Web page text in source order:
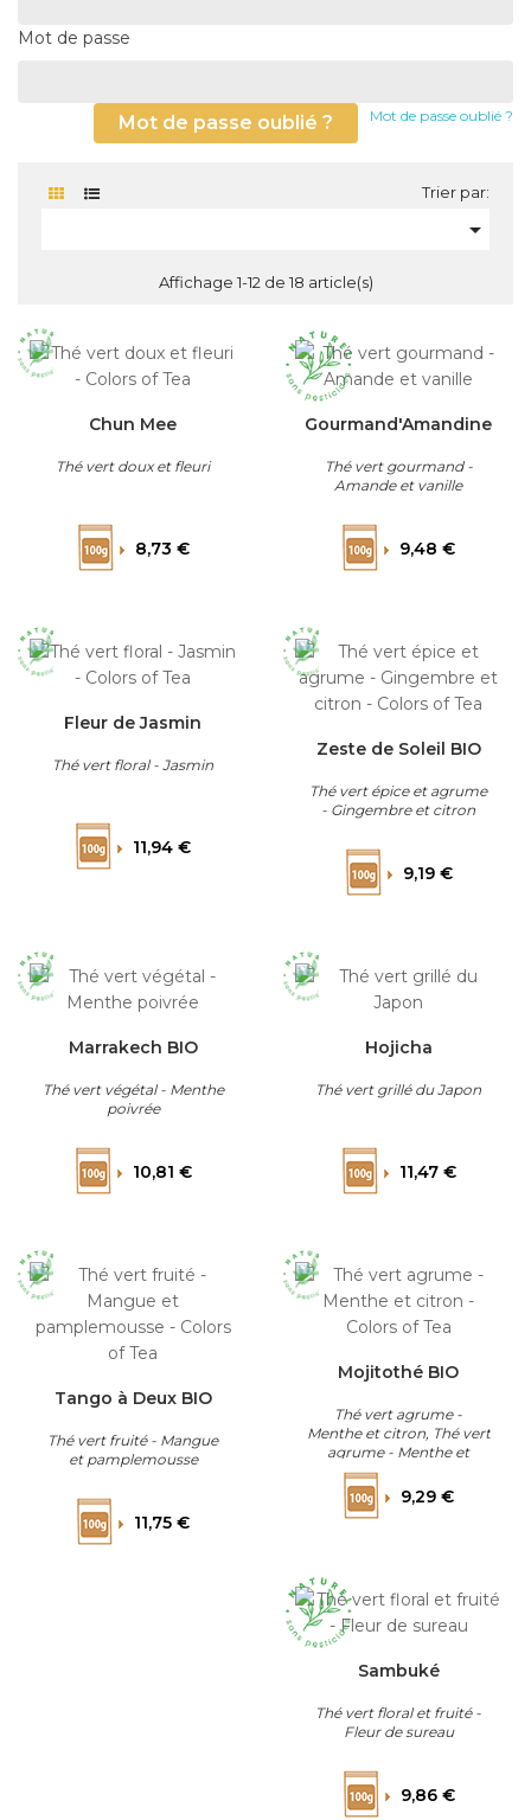
Mot de passe
Mot de passe oublié ?
Mot de passe oublié ?
Trier par:

Affichage 1-12 de 18 article(s)
Chun Mee
Thé vert doux et fleuri
Prix
8,73 €
Gourmand'Amandine
Thé vert gourmand -
Amande et vanille
Prix
9,48 €
Fleur de Jasmin
Thé vert floral - Jasmin
Prix
11,94 €
Zeste de Soleil BIO
Thé vert épice et agrume
- Gingembre et citron
Prix
9,19 €
Marrakech BIO
Thé vert végétal - Menthe
poivrée
Prix
10,81 €
Hojicha
Thé vert grillé du Japon
Prix
11,47 €
Tango à Deux BIO
Thé vert fruité - Mangue
et pamplemousse
Prix
11,75 €
Mojitothé BIO
Thé vert agrume -
Menthe et citron, Thé vert
agrume - Menthe et
citron
Prix
9,29 €
Sambuké
Thé vert floral et fruité -
Fleur de sureau
Prix
9,86 €